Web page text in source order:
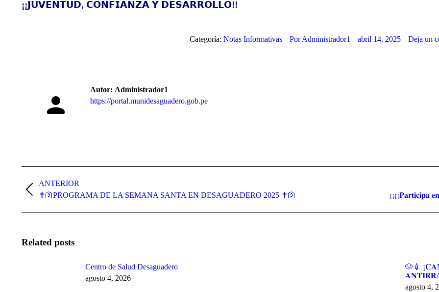
¡¡𝗝𝗨𝗩𝗘𝗡𝗧𝗨𝗗, 𝗖𝗢𝗡𝗙𝗜𝗔𝗡𝗭𝗔 𝗬 𝗗𝗘𝗦𝗔𝗥𝗥𝗢𝗟𝗟𝗢!!
Categoría: Notas Informativas PorAdministrador1 abril 14, 2025 Deja un
Autor: Administrador1
https://portal.munidesaguadero.gob.pe
entre
publicaciones
ANTERIOR
Publicación
✝🛐PROGRAMA DE LA SEMANA SANTA EN DESAGUADERO 2025 ✝🛐
Related posts
Centro de Salud Desaguadero
agosto 4, 2026
🐶💉
agosto 4,